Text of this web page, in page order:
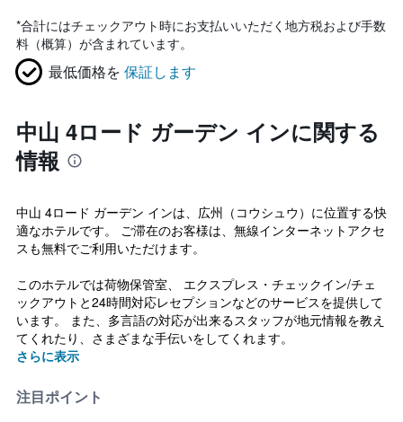
*合計にはチェックアウト時にお支払いいただく地方税および手数
料（概算）が含まれています。
最低価格を 保証します
中山 4ロード ガーデン インに関する
情報
中山 4ロード ガーデン インは、広州（コウシュウ）に位置する快
適なホテルです。 ご滞在のお客様は、無線インターネットアクセ
スも無料でご利用いただけます。
このホテルでは荷物保管室、 エクスプレス・チェックイン/チェ
ックアウトと24時間対応レセプションなどのサービスを提供して
います。 また、多言語の対応が出来るスタッフが地元情報を教え
てくれたり、さまざまな手伝いをしてくれます。
さらに表示
注目ポイント